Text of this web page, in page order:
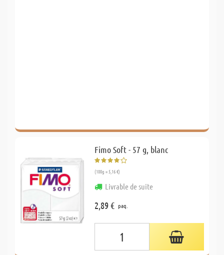
Fimo Soft - 57 g, blanc
(100g = 5,16 €)
Livrable de suite
2,89 € paq.